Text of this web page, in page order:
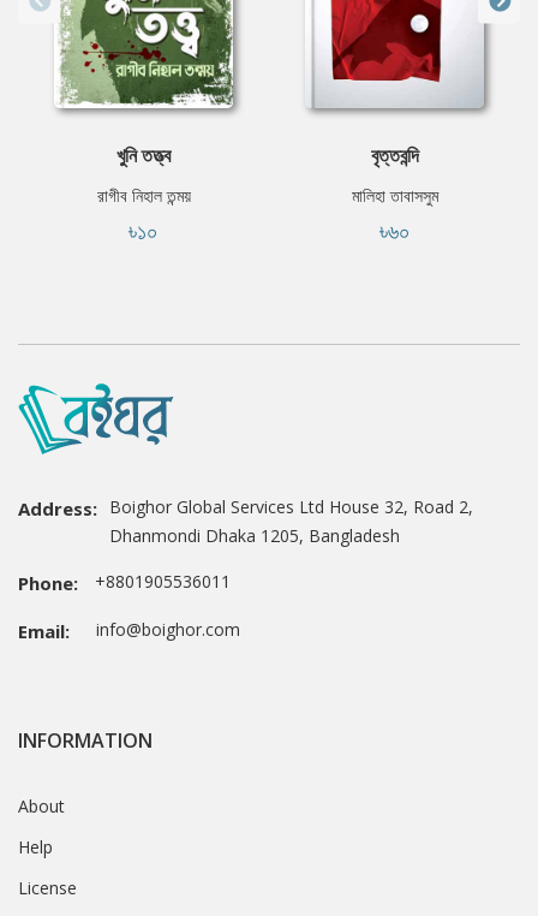
খুনি তত্ত্ব
রাগীব নিহাল তন্ময়
৳১০
বৃত্তবন্দি
মালিহা তাবাসসুম
৳৬০
Address: Boighor Global Services Ltd House 32, Road 2,
Dhanmondi Dhaka 1205, Bangladesh
Phone: +8801905536011
Email: info@boighor.com
INFORMATION
About
Help
License